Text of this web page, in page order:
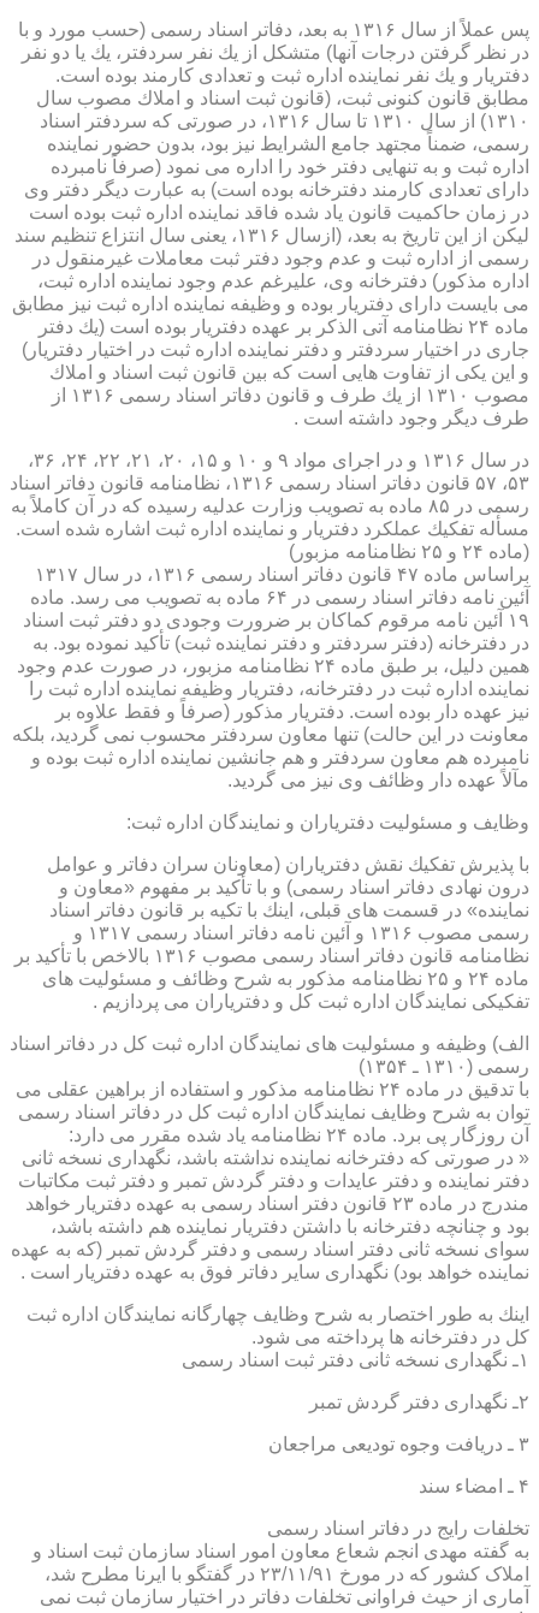
پس عملاً از سال ۱۳۱۶ به بعد، دفاتر اسناد رسمی (حسب مورد و با
در نظر گرفتن درجات آنها) متشكل از یك نفر سردفتر، یك یا دو نفر
دفتریار و یك نفر نماینده اداره ثبت و تعدادی كارمند بوده است.
مطابق قانون كنونی ثبت، (قانون ثبت اسناد و املاك مصوب سال
۱۳۱۰) از سال ۱۳۱۰ تا سال ۱۳۱۶، در صورتی كه سردفتر اسناد
رسمی، ضمناً مجتهد جامع الشرایط نیز بود، بدون حضور نماینده
اداره ثبت و به تنهایی دفتر خود را اداره می نمود (صرفاً نامبرده
دارای تعدادی كارمند دفترخانه بوده است) به عبارت دیگر دفتر وی
در زمان حاكمیت قانون یاد شده فاقد نماینده اداره ثبت بوده است
لیكن از این تاریخ به بعد، (ازسال ۱۳۱۶، یعنی سال انتزاع تنظیم سند
رسمی از اداره ثبت و عدم وجود دفتر ثبت معاملات غیرمنقول در
اداره مذكور) دفترخانه وی، علیرغم عدم وجود نماینده اداره ثبت،
می بایست دارای دفتریار بوده و وظیفه نماینده اداره ثبت نیز مطابق
ماده ۲۴ نظامنامه آتی الذكر بر عهده دفتریار بوده است (یك دفتر
جاری در اختیار سردفتر و دفتر نماینده اداره ثبت در اختیار دفتریار)
و این یكی از تفاوت هایی است كه بین قانون ثبت اسناد و املاك
مصوب ۱۳۱۰ از یك طرف و قانون دفاتر اسناد رسمی ۱۳۱۶ از
طرف دیگر وجود داشته است .
در سال ۱۳۱۶ و در اجرای مواد ۹ و ۱۰ و ۱۵، ۲۰، ۲۱، ۲۲، ۲۴، ۳۶،
۵۳، ۵۷ قانون دفاتر اسناد رسمی ۱۳۱۶، نظامنامه قانون دفاتر اسناد
رسمی در ۸۵ ماده به تصویب وزارت عدلیه رسیده كه در آن كاملاً به
مسأله تفكیك عملكرد دفتریار و نماینده اداره ثبت اشاره شده است.
(ماده ۲۴ و ۲۵ نظامنامه مزبور)
براساس ماده ۴۷ قانون دفاتر اسناد رسمی ۱۳۱۶، در سال ۱۳۱۷
آئین نامه دفاتر اسناد رسمی در ۶۴ ماده به تصویب می رسد. ماده
۱۹ آئین نامه مرقوم كماكان بر ضرورت وجودی دو دفتر ثبت اسناد
در دفترخانه (دفتر سردفتر و دفتر نماینده ثبت) تأكید نموده بود. به
همین دلیل، بر طبق ماده ۲۴ نظامنامه مزبور، در صورت عدم وجود
نماینده اداره ثبت در دفترخانه، دفتریار وظیفه نماینده اداره ثبت را
نیز عهده دار بوده است. دفتریار مذكور (صرفاً و فقط علاوه بر
معاونت در این حالت) تنها معاون سردفتر محسوب نمی گردید، بلكه
نامبرده هم معاون سردفتر و هم جانشین نماینده اداره ثبت بوده و
مآلاً عهده دار وظائف وی نیز می گردید.
وظایف و مسئولیت دفتریاران و نمایندگان اداره ثبت:
با پذیرش تفكیك نقش دفتریاران (معاونان سران دفاتر و عوامل
درون نهادی دفاتر اسناد رسمی) و با تأكید بر مفهوم «معاون و
نماینده» در قسمت های قبلی، اینك با تكیه بر قانون دفاتر اسناد
رسمی مصوب ۱۳۱۶ و آئین نامه دفاتر اسناد رسمی ۱۳۱۷ و
نظامنامه قانون دفاتر اسناد رسمی مصوب ۱۳۱۶ بالاخص با تأكید بر
ماده ۲۴ و ۲۵ نظامنامه مذكور به شرح وظائف و مسئولیت های
تفكیكی نمایندگان اداره ثبت كل و دفتریاران می پردازیم .
الف) وظیفه و مسئولیت های نمایندگان اداره ثبت كل در دفاتر اسناد
رسمی (۱۳۱۰ ـ ۱۳۵۴)
با تدقیق در ماده ۲۴ نظامنامه مذكور و استفاده از براهین عقلی می
توان به شرح وظایف نمایندگان اداره ثبت كل در دفاتر اسناد رسمی
آن روزگار پی برد. ماده ۲۴ نظامنامه یاد شده مقرر می دارد:
« در صورتی كه دفترخانه نماینده نداشته باشد، نگهداری نسخه ثانی
دفتر نماینده و دفتر عایدات و دفتر گردش تمبر و دفتر ثبت مكاتبات
مندرج در ماده ۲۳ قانون دفتر اسناد رسمی به عهده دفتریار خواهد
بود و چنانچه دفترخانه با داشتن دفتریار نماینده هم داشته باشد،
سوای نسخه ثانی دفتر اسناد رسمی و دفتر گردش تمبر (كه به عهده
نماینده خواهد بود) نگهداری سایر دفاتر فوق به عهده دفتریار است .
اینك به طور اختصار به شرح وظایف چهارگانه نمایندگان اداره ثبت
كل در دفترخانه ها پرداخته می شود.
۱ـ نگهداری نسخه ثانی دفتر ثبت اسناد رسمی
۲ـ نگهداری دفتر گردش تمبر
۳ ـ دریافت وجوه تودیعی مراجعان
۴ ـ امضاء سند
تخلفات رایج در دفاتر اسناد رسمی
به گفته مهدی انجم شعاع معاون امور اسناد سازمان ثبت اسناد و
املاک کشور که در مورخ ۲۳/۱۱/۹۱ در گفتگو با ایرنا مطرح شد،
آماری از حیث فراوانی تخلفات دفاتر در اختیار سازمان ثبت نمی